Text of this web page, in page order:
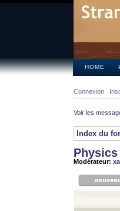
HOME
Connexion
Voir les
Index du
Physics
Modérateur: